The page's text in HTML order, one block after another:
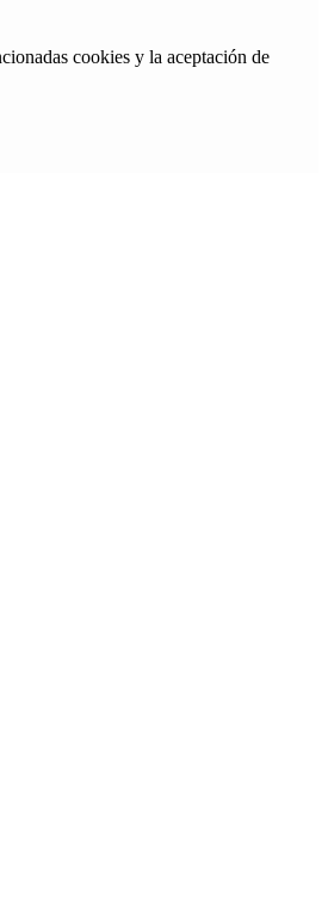
cookies y la aceptación de